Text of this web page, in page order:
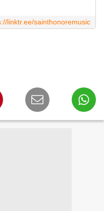
linktr.ee/sainthonoremusic